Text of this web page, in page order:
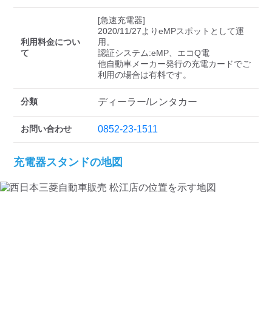
利用料金につい
て
[急速充電器]
2020/11/27よりeMPスポットとして運
用。
認証システム:eMP、エコQ電
他自動車メーカー発行の充電カードでご
分類 ディーラー/レンタカー
お問い合わせ 0852-23-1511
充電器スタンドの地図